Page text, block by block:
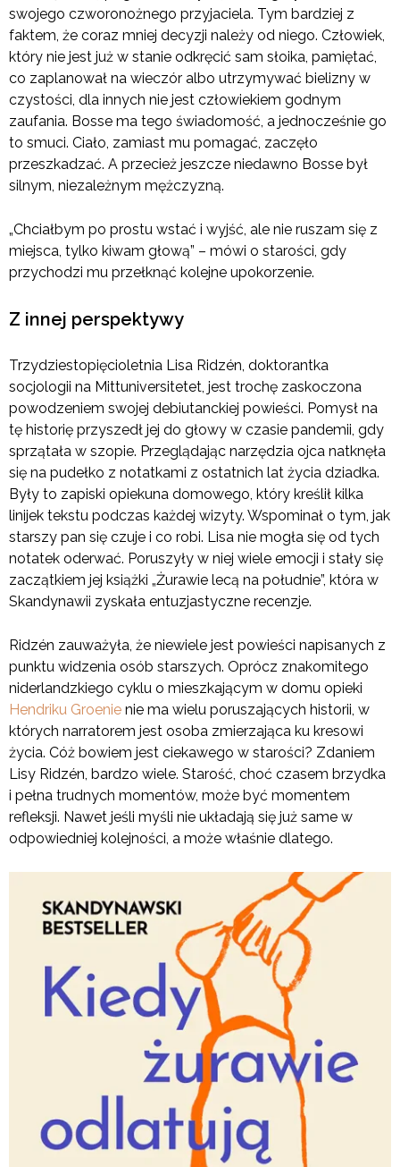
swojego czworonożnego przyjaciela. Tym bardziej z
faktem, że coraz mniej decyzji należy od niego. Człowiek,
który nie jest już w stanie odkręcić sam słoika, pamiętać,
co zaplanował na wieczór albo utrzymywać bielizny w
czystości, dla innych nie jest człowiekiem godnym
zaufania. Bosse ma tego świadomość, a jednocześnie go
to smuci. Ciało, zamiast mu pomagać, zaczęło
przeszkadzać. A przecież jeszcze niedawno Bosse był
silnym, niezależnym mężczyzną.
„Chciałbym po prostu wstać i wyjść, ale nie ruszam się z
miejsca, tylko kiwam głową” – mówi o starości, gdy
przychodzi mu przełknąć kolejne upokorzenie.
Z innej perspektywy
Trzydziestopięcioletnia Lisa Ridzén, doktorantka
socjologii na Mittuniversitetet, jest trochę zaskoczona
powodzeniem swojej debiutanckiej powieści. Pomysł na
tę historię przyszedł jej do głowy w czasie pandemii, gdy
sprzątała w szopie. Przeglądając narzędzia ojca natknęła
się na pudełko z notatkami z ostatnich lat życia dziadka.
Były to zapiski opiekuna domowego, który kreślił kilka
linijek tekstu podczas każdej wizyty. Wspominał o tym, jak
starszy pan się czuje i co robi. Lisa nie mogła się od tych
notatek oderwać. Poruszyły w niej wiele emocji i stały się
zaczątkiem jej książki „Żurawie lecą na południe”, która w
Skandynawii zyskała entuzjastyczne recenzje.
Ridzén zauważyła, że niewiele jest powieści napisanych z
punktu widzenia osób starszych. Oprócz znakomitego
niderlandzkiego cyklu o mieszkającym w domu opieki
Hendriku Groenie nie ma wielu poruszających historii, w
których narratorem jest osoba zmierzająca ku kresowi
życia. Cóż bowiem jest ciekawego w starości? Zdaniem
Lisy Ridzén, bardzo wiele. Starość, choć czasem brzydka
i pełna trudnych momentów, może być momentem
refleksji. Nawet jeśli myśli nie układają się już same w
odpowiedniej kolejności, a może właśnie dlatego.